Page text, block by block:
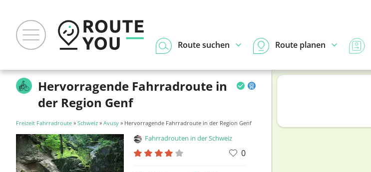
Route suchen Route planen
Hervorragende Fahrradroute in
der Region Genf
Freizeit Fahrradroute » Schweiz » Avusy » Hervorragende Fahrradroute in der Region Genf
Fahrradrouten in der Schweiz
0